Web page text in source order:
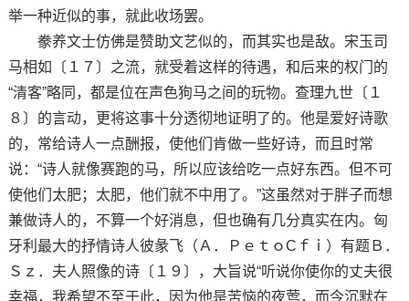
举一种近似的事，就此收场罢。
豢养文士仿佛是赞助文艺似的，而其实也是敌。宋玉司
马相如〔１７〕之流，就受着这样的待遇，和后来的权门的
“清客”略同，都是位在声色狗马之间的玩物。查理九世〔１
８〕的言动，更将这事十分透彻地证明了的。他是爱好诗歌
的，常给诗人一点酬报，使他们肯做一些好诗，而且时常
说：“诗人就像赛跑的马，所以应该给吃一点好东西。但不可
使他们太肥；太肥，他们就不中用了。”这虽然对于胖子而想
兼做诗人的，不算一个好消息，但也确有几分真实在内。匈
牙利最大的抒情诗人彼彖飞（Ａ．ＰｅｔｏCｆｉ）有题Ｂ．
Ｓｚ．夫人照像的诗〔１９〕，大旨说“听说你使你的丈夫很
幸福，我希望不至于此，因为他是苦恼的夜莺，而今沉默在